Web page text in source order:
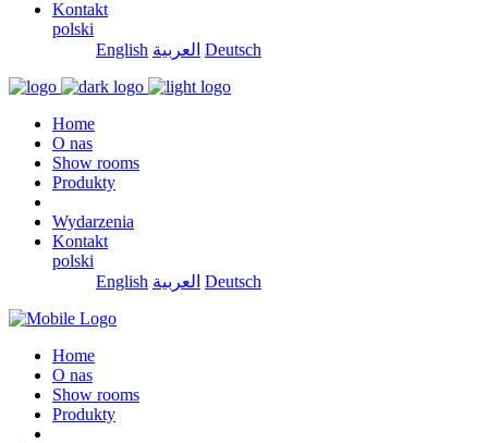
Kontakt
polski
English العربية Deutsch
Home
O nas
Show rooms
Produkty
Wydarzenia
Kontakt
polski
English العربية Deutsch
Home
O nas
Show rooms
Produkty